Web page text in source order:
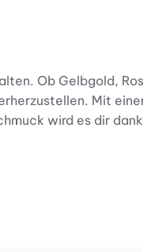
Ob Gelbgold,
Mit
wird es dir
alltägliche